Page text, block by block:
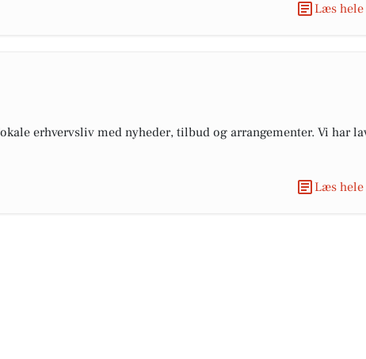
Læs
erhvervsliv med nyheder, tilbud og arrangementer. Vi har
Læs